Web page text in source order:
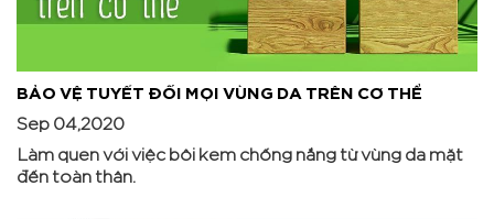
BẢO VỆ TUYẾT ĐỐI MỌI VÙNG DA TRÊN CƠ THỂ
Sep 04,2020
Làm quen với việc bôi kem chống nắng từ vùng da mặt
đến toàn thân.